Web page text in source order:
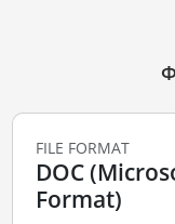
FILE FORMAT
DOC
Format)